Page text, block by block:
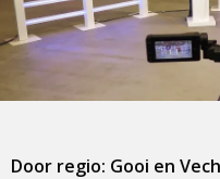
Door regio: Gooi en